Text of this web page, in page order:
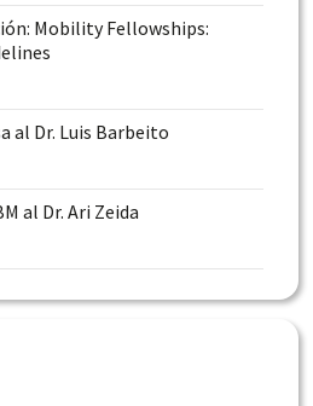
Mobility Fellowships:
al Dr. Luis Barbeito
al Dr. Ari Zeida